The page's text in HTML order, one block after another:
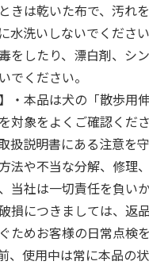
医師開発 ニオイ
とる砂専用 猫ト
レ ナチュラルグ
円
料別・税込)
デオトイレ
らない消臭
ンド 4L
きは乾いた布で、汚れ
水洗いしないでください
をしたり、漂白剤、シ
でください。
】・本品は犬の「散歩用
対象をよくご確認くだ
扱説明書にある注意を
法や不当な分解、修理
当社は一切責任を負い
損につきましては、返
ためお客様の日常点検
、使用中は常に本品の